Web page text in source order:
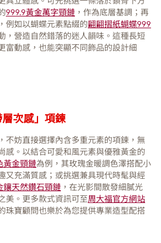
999.9黃金萬字頸鏈 ，作為底層基調；再
例如以蝴蝶元素點綴的翩翩摺紙蝴蝶999
，營造自然錯落的迷人韻味。這種長短
富動感，也能突顯不同飾品的設計細
次感」項鍊
不妨直接選擇內含多重元素的項鍊，無
感。以結合可愛和風元素與優雅黃金的
黃金頸鏈為例，其玫瑰金暖調色澤搭配小
又充滿質感；或挑選兼具現代時髦與經
鑲天然鑽石頸鏈 ，在光影間散發細膩光
美。更多款式資訊可至周大福官方網站
珠寶顧問也樂於為您提供專業造型配搭